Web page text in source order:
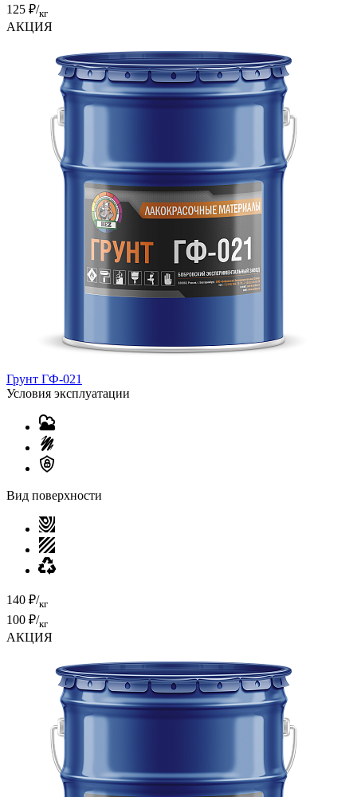
125 ₽/кг
АКЦИЯ
Грунт ГФ-021
Условия эксплуатации
Вид поверхности
140 ₽/кг
100 ₽/кг
АКЦИЯ